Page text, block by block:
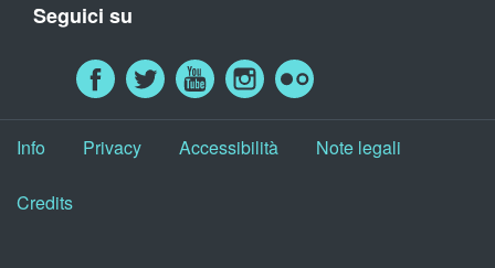
Seguici su
Info Privacy Accessibilità Note legali
Credits